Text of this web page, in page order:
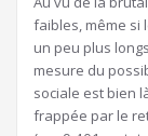
faibles, même si
un peu plus
mesure du
sociale est bien
frappée par le